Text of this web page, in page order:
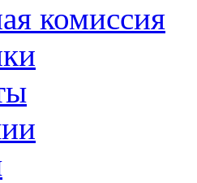
комиссия